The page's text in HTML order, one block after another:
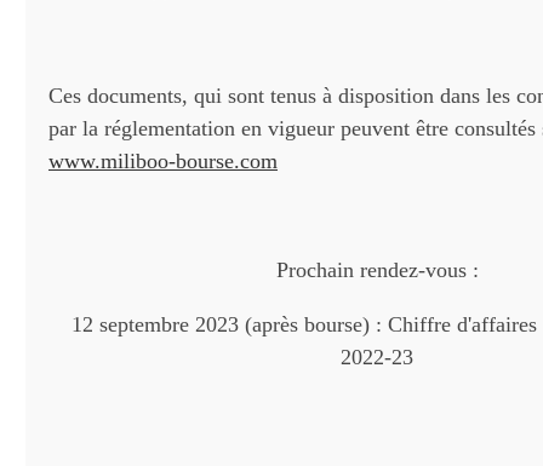
Ces documents, qui sont tenus à disposition dans les
par la réglementation en vigueur peuvent être
www.miliboo-bourse.com
Prochain rendez-vous :
12 septembre 2023 (après bourse) : Chiffre
2022-23